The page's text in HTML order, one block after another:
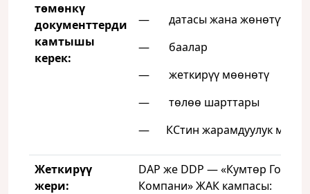
төмөнкү
документтерди
камтышы
керек:
— датасы жана жөнөтүү
— баалар
— жеткирүү мөөнөтү
— төлөө шарттары
— КСтин жарамдуулук
Жеткирүү
жери:
DAP же DDP — «Кумтөр Голд
Компани» ЖАК кампасы: